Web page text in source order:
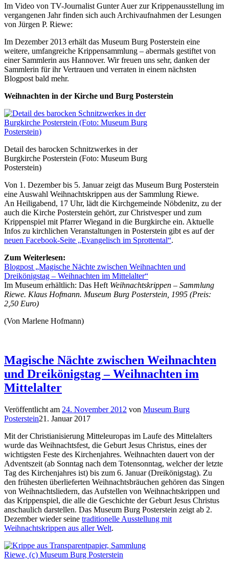
Im Video von TV-Journalist Gunter Auer zur Krippenausstellung im
vergangenen Jahr finden sich auch Archivaufnahmen der Lesungen
von Jürgen P. Riewe:
Im Dezember 2013 erhält das Museum Burg Posterstein eine
weitere, umfangreiche Krippensammlung – abermals gestiftet von
einer Sammlerin aus Hannover. Wir freuen uns sehr, danken der
Sammlerin für ihr Vertrauen und verraten in einem nächsten
Blogpost bald mehr.
Weihnachten in der Kirche und Burg Posterstein
Detail des barocken Schnitzwerkes in der
Burgkirche Posterstein (Foto: Museum Burg
Posterstein)
Von 1. Dezember bis 5. Januar zeigt das Museum Burg Posterstein
eine Auswahl Weihnachtskrippen aus der Sammlung Riewe.
An Heiligabend, 17 Uhr, lädt die Kirchgemeinde Nöbdenitz, zu der
auch die Kirche Posterstein gehört, zur Christvesper und zum
Krippenspiel mit Pfarrer Wiegand in die Burgkirche ein. Aktuelle
Infos zu kirchlichen Veranstaltungen in Posterstein gibt es auf der
neuen Facebook-Seite „Evangelisch im Sprottental“.
Zum Weiterlesen:
Blogpost „Magische Nächte zwischen Weihnachten und
Dreikönigstag – Weihnachten im Mittelalter“
Im Museum erhältlich: Das HeftWeihnachtskrippen – Sammlung
Riewe. Klaus Hofmann. Museum Burg Posterstein, 1995 (Preis:
2,50 Euro)
(Von Marlene Hofmann)
Magische Nächte zwischen Weihnachten
und Dreikönigstag – Weihnachten im
Mittelalter
Veröffentlicht am 24. November 2012 von Museum Burg
Posterstein21. Januar 2017
Mit der Christianisierung Mitteleuropas im Laufe des Mittelalters
wurde das Weihnachtsfest, die Geburt Jesus Christus, eines der
wichtigsten Feste des Kirchenjahres. Weihnachten dauert von der
Adventszeit (ab Sonntag nach dem Totensonntag, welcher der letzte
Tag des Kirchenjahres ist) bis zum 6. Januar (Dreikönigstag). Zu
den frühesten überlieferten Weihnachtsbräuchen gehören das Singen
von Weihnachtsliedern, das Aufstellen von Weihnachtskrippen und
das Krippenspiel, die alle die Geschichte der Geburt Jesus Christus
anschaulich darstellen. Das Museum Burg Posterstein zeigt ab 2.
Dezember wieder seine traditionelle Ausstellung mit
Weihnachtskrippen aus aller Welt.